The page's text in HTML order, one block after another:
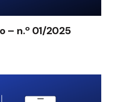
– n.º 01/2025